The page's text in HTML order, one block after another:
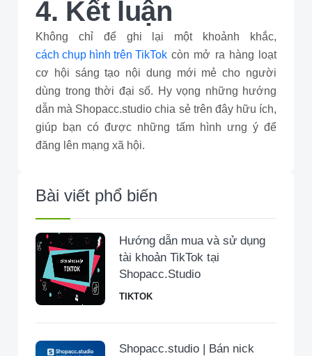
4. Kết luận
Không chỉ để ghi lại một khoảnh khắc,
cách chụp hình trên TikTok còn mở ra hàng loạt
cơ hội sáng tạo nội dung mới mẻ cho người
dùng trong thời đại số. Hy vọng những hướng
dẫn mà Shopacc.studio chia sẻ trên đây hữu ích,
giúp bạn có được những tấm hình ưng ý để
đăng lên mạng xã hội.
Bài viết phổ biến
Hướng dẫn mua và sử dụng
tài khoản TikTok tại
Shopacc.Studio
TIKTOK
Shopacc.studio | Bán nick